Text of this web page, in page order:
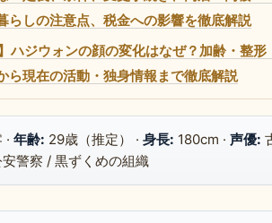
らしの注意点、税金への影響を徹底解説
】ハジウォンの顔の変化はなぜ？加齢・整形
ら現在の活動・独身情報まで徹底解説
年齢: 29歳（推定） · 身長: 180cm · 声優:
警察 / 黒ずくめの組織